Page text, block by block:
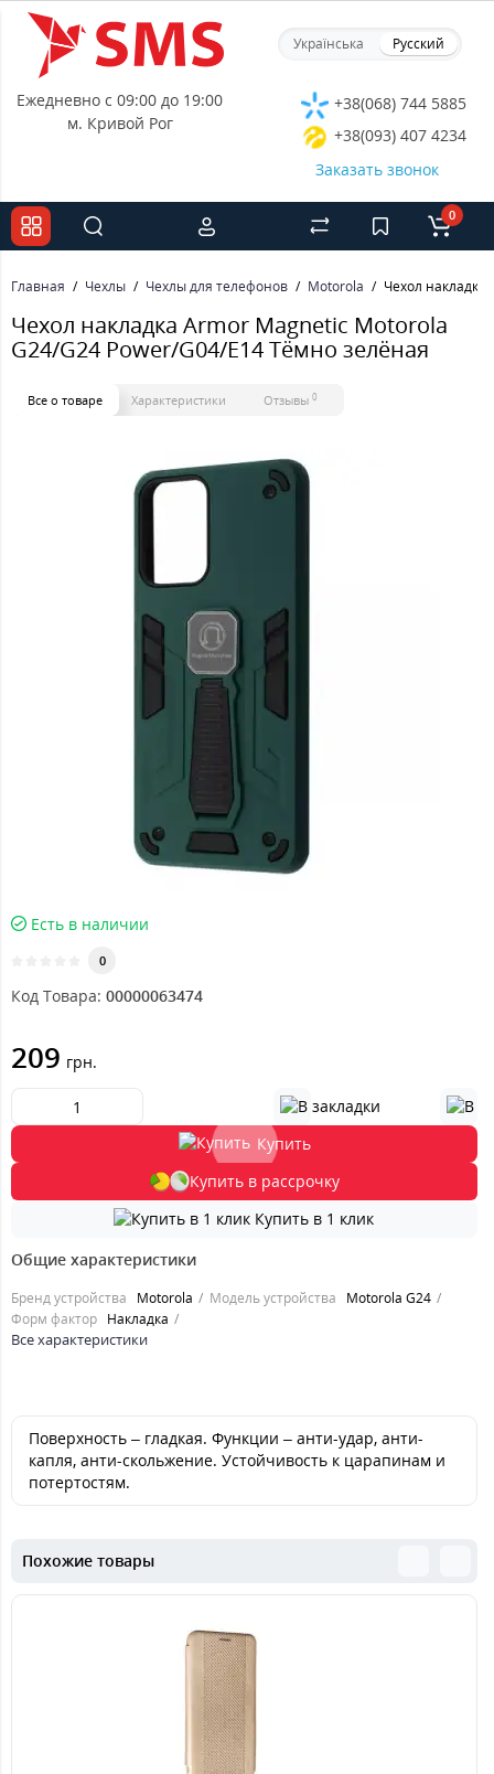
Українська Русский
Ежедневно с 09:00 до 19:00
м. Кривой Рог
+38(068) 744 5885
+38(093) 407 4234
Заказать звонок
0
Главная Чехлы Чехлы для телефонов Motorola Чехол
Чехол накладка Armor Magnetic Motorola
G24/G24 Power/G04/E14 Тёмно зелёная
Все о товаре Характеристики Отзывы 0
Есть в наличии
0
Код Товара: 00000063474
209 грн.
Купить
Купить в рассрочку
Купить в 1 клик
Общие характеристики
Бренд устройства Motorola Модель устройства
Motorola G24
Форм фактор Накладка
Все характеристики
Поверхность – гладкая. Функции – анти-удар, анти-
капля, анти-скольжение. Устойчивость к царапинам и
потертостям.
Похожие товары